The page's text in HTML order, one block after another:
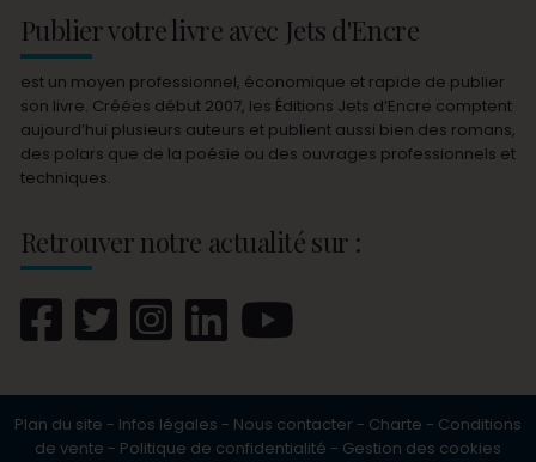
Publier votre livre avec Jets d'Encre
est un moyen professionnel, économique et rapide de publier
son livre. Créées début 2007, les Éditions Jets d’Encre comptent
aujourd’hui plusieurs auteurs et publient aussi bien des romans,
des polars que de la poésie ou des ouvrages professionnels et
techniques.
Retrouver notre actualité sur :
Plan du site - Infos légales - Nous contacter - Charte - Conditions
de vente - Politique de confidentialité - Gestion des cookies